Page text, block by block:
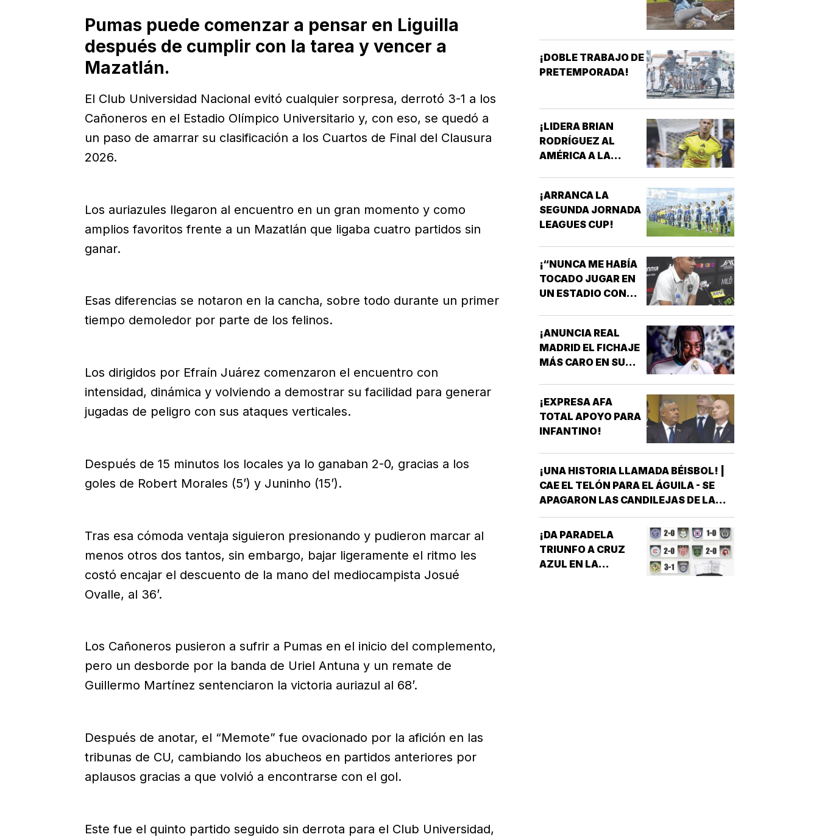
Pumas puede comenzar a pensar en Liguilla
después de cumplir con la tarea y vencer a
Mazatlán.
El Club Universidad Nacional evitó cualquier sorpresa, derrotó 3-1 a los
Cañoneros en el Estadio Olímpico Universitario y, con eso, se quedó a
un paso de amarrar su clasificación a los Cuartos de Final del Clausura
2026.
Los auriazules llegaron al encuentro en un gran momento y como
amplios favoritos frente a un Mazatlán que ligaba cuatro partidos sin
ganar.
Esas diferencias se notaron en la cancha, sobre todo durante un primer
tiempo demoledor por parte de los felinos.
Los dirigidos por Efraín Juárez comenzaron el encuentro con
intensidad, dinámica y volviendo a demostrar su facilidad para generar
jugadas de peligro con sus ataques verticales.
Después de 15 minutos los locales ya lo ganaban 2-0, gracias a los
goles de Robert Morales (5’) y Juninho (15’).
Tras esa cómoda ventaja siguieron presionando y pudieron marcar al
menos otros dos tantos, sin embargo, bajar ligeramente el ritmo les
costó encajar el descuento de la mano del mediocampista Josué
Ovalle, al 36’.
Los Cañoneros pusieron a sufrir a Pumas en el inicio del complemento,
pero un desborde por la banda de Uriel Antuna y un remate de
Guillermo Martínez sentenciaron la victoria auriazul al 68’.
Después de anotar, el “Memote” fue ovacionado por la afición en las
tribunas de CU, cambiando los abucheos en partidos anteriores por
aplausos gracias a que volvió a encontrarse con el gol.
Este fue el quinto partido seguido sin derrota para el Club Universidad,
¡DOBLE TRABAJO DE
PRETEMPORADA!
¡LIDERA BRIAN
RODRÍGUEZ AL
AMÉRICA A LA
¡ARRANCA LA
SEGUNDA JORNADA
LEAGUES CUP!
¡“NUNCA ME HABÍA
TOCADO JUGAR EN
UN ESTADIO CON
¡ANUNCIA REAL
MADRID EL FICHAJE
MÁS CARO EN SU
¡EXPRESA AFA
TOTAL APOYO PARA
INFANTINO!
¡UNA HISTORIA LLAMADA BÉISBOL! |
CAE EL TELÓN PARA EL ÁGUILA - SE
APAGARON LAS CANDILEJAS DE LA
TEMPORADA 2026 PARA EL ÁGUILA DE
VERACRUZ *LA NOVENA JAROCHA
CERRÓ SU CALENDARIO CON UNA
VICTORIA DE 10-6 SOBRE PERICOS DE
PUEBLA, PERO EL TRIUNFO YA NO…
¡DA PARADELA
TRIUNFO A CRUZ
AZUL EN LA